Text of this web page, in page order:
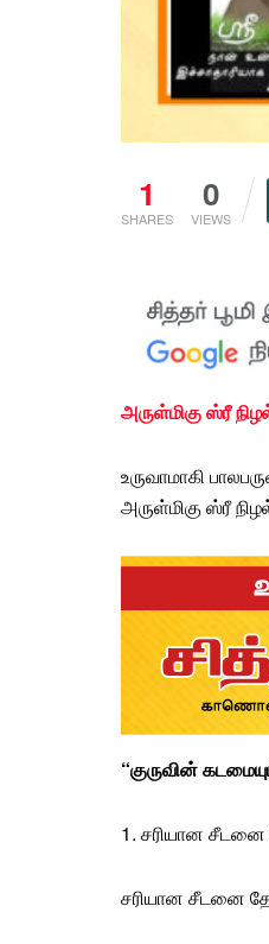
1
SHARES
0
VIEWS
அருள்மிகு ஸ்ரீ
உருவாமாகி
அருள்மிகு ஸ்ரீ
“குருவின்
1. சரியான சீடனை
சரியான சீடனை